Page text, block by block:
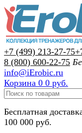
+7 (499) 213-27-75
8 (800) 600-22-75
info@iErobic.ru
Корзина 0 0 руб.
Бесплатная
100 000 руб.